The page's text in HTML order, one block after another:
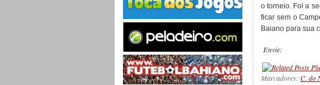
o torneio. Foi a
ficar sem o
Baiano para sua
Envie:
Marcadores: C. do